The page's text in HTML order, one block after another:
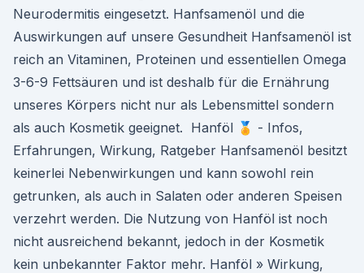
Neurodermitis eingesetzt. Hanfsamenöl und die
Auswirkungen auf unsere Gesundheit Hanfsamenöl ist
reich an Vitaminen, Proteinen und essentiellen Omega
3-6-9 Fettsäuren und ist deshalb für die Ernährung
unseres Körpers nicht nur als Lebensmittel sondern
als auch Kosmetik geeignet. ️ Hanföl 🏅 - Infos,
Erfahrungen, Wirkung, Ratgeber Hanfsamenöl besitzt
keinerlei Nebenwirkungen und kann sowohl rein
getrunken, als auch in Salaten oder anderen Speisen
verzehrt werden. Die Nutzung von Hanföl ist noch
nicht ausreichend bekannt, jedoch in der Kosmetik
kein unbekannter Faktor mehr. Hanföl » Wirkung,